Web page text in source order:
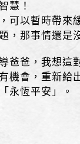
慧！
可以暫時帶來
，那事情還是
爸爸，我想這
機會，重新給
永恆平安」。